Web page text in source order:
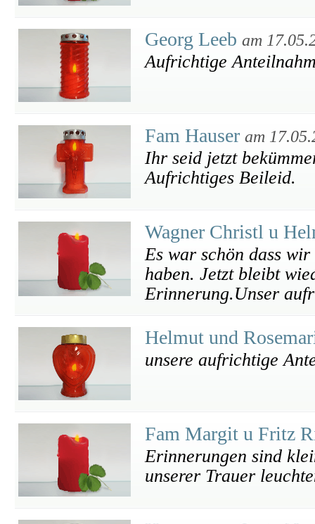
Georg Leeb am
Aufrichtige
Fam Hauser am
Ihr seid jetzt
Aufrichtiges Beileid.
Wagner Christl u
Es war schön dass wir
haben. Jetzt bleibt
Erinnerung.Unser
Helmut und
unsere aufrichtige
Fam Margit u Fritz
Erinnerungen sind
unserer Trauer